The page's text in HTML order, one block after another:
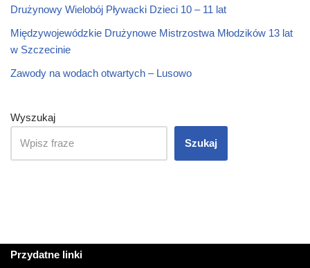
Drużynowy Wielobój Pływacki Dzieci 10 – 11 lat
Międzywojewódzkie Drużynowe Mistrzostwa Młodzików 13 lat
w Szczecinie
Zawody na wodach otwartych – Lusowo
Wyszukaj
Szukaj
Przydatne linki